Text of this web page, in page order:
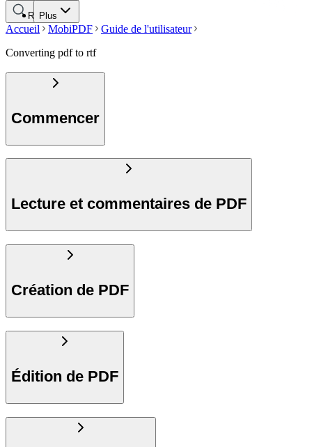
Plus
Rechercher
Accueil MobiPDF
Guide de l'utilisateur
Converting pdf to rtf
Commencer
Lecture et commentaires de PDF
Création de PDF
Édition de PDF